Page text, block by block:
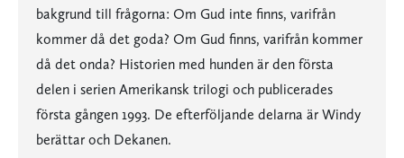
bakgrund till frågorna: Om Gud inte finns, varifrån
kommer då det goda? Om Gud finns, varifrån kommer
då det onda? Historien med hunden är den första
delen i serien Amerikansk trilogi och publicerades
första gången 1993. De efterföljande delarna är Windy
berättar och Dekanen.